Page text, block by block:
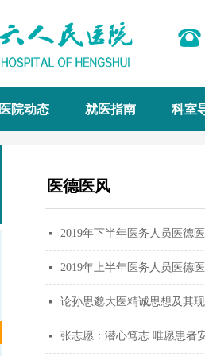
医院动态 就医指南 科室
医德医风
넷 2019年下半年医务人员医德
넷 2019年上半年医务人员医德
넷 论孙思邈大医精诚思想及其
넷 张志愿：潜心笃志 唯愿患者